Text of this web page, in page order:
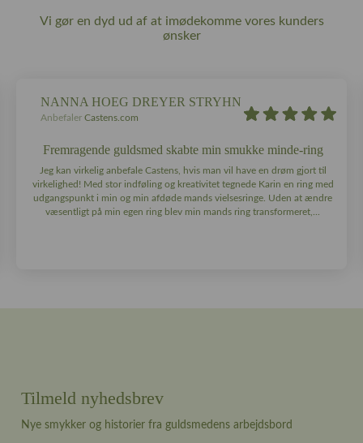
Vi gør en dyd ud af at imødekomme vores kunders
ønsker
NANNA HOEG DREYER STRYHN
Anbefaler Castens.com
Fremragende guldsmed skabte min smukke minde-ring
Jeg kan virkelig anbefale Castens, hvis man vil have en drøm gjort til
virkelighed! Med stor indføling og kreativitet tegnede Karin en ring med
udgangspunkt i min og min afdøde mands vielsesringe. Uden at ændre
væsentligt på min egen ring blev min mands ring transformeret,...
Tilmeld nyhedsbrev
Nye smykker og historier fra guldsmedens arbejdsbord